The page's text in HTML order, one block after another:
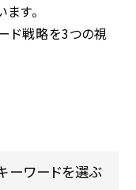
す。
ド戦略を3つの視
ーワードを選ぶ